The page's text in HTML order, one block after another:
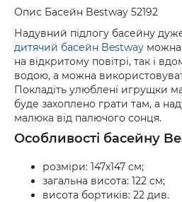
Опис Басейн Bestway 52192
Надувний підлогу басейну
дитячий басейн Bestway можна
на відкритому повітрі, так і
водою, а можна
Покладіть улюблені игрущки
буде захоплено грати там, а
малюка від палючого сонця.
Особливості басейну
розміри: 147х147 см;
загальна висота: 122 см;
висота бортиків: 22 див.